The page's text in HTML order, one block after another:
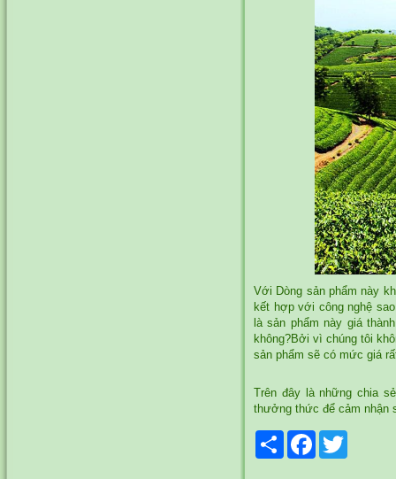
Với Dòng sản phẩm này
kết hợp với công nghệ
là sản phẩm này giá
không?Bởi vì chúng tôi
sản phẩm sẽ có mức giá
Trên đây là những chia
thưởng thức để cảm nhận
Share Facebook